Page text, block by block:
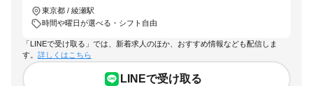
東京都 / 綾瀬駅
時間や曜日が選べる・シフト自由
「LINEで受け取る」では、新着求人のほか、おすすめ情報なども配信しま
す。 詳しくはこちら
LINEで受け取る